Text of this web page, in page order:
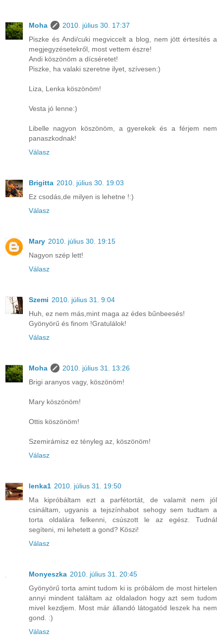
Moha
2010. július 30. 17:37
Piszke és Andi/cuki megviccelt a blog, nem jött értesítés a
megjegyzésetekről, most vettem észre!
Andi köszönöm a dícséretet!
Piszke, ha valaki szeretne ilyet, szívesen:)
Liza, Lenka köszönöm!
Vesta jó lenne:)
Libelle nagyon köszönöm, a gyerekek és a férjem nem
panaszkodnak!
Válasz
Brigitta 2010. július 30. 19:03
Ez csodás,de milyen is lehetne !:)
Válasz
Mary 2010. július 30. 19:15
Nagyon szép lett!
Válasz
Szemi 2010. július 31. 9:04
Huh, ez nem más,mint maga az édes bűnbeesés!
Gyönyörű és finom !Gratulálok!
Válasz
Moha
2010. július 31. 13:26
Brigi aranyos vagy, köszönöm!
Mary köszönöm!
Ottis köszönöm!
Szemirámisz ez tényleg az, köszönöm!
Válasz
lenka1 2010. július 31. 19:50
Ma kipróbáltam ezt a parfétortát, de valamit nem jól
csináltam, ugyanis a tejszínhabot sehogy sem tudtam a
torta oldalára felkenni, csúszott le az egész. Tudnál
segíteni, mi lehetett a gond? Köszi!
Válasz
Monyeszka 2010. július 31. 20:45
Gyönyörű torta amint tudom ki is próbálom de most hirtelen
annyi mindent találtam az oldaladon hogy azt sem tudom
mivel kezdjem. Most már állandó látogatód leszek ha nem
gond. :)
Válasz